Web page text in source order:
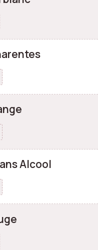
Alcool